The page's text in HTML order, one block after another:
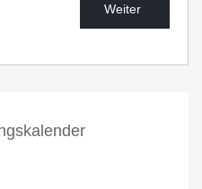
Weiter